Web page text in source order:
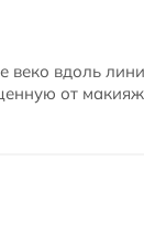
вдоль
от